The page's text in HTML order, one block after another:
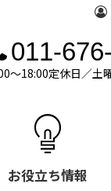
011-
～18:00定休日／土
お役立ち情報